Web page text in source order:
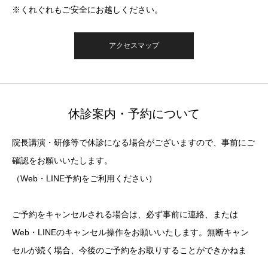
※くれぐれもご安全にお越しください。
アクセスマップ
休診案内・予約について
院長講演・研修等で休診になる場合がございますので、事前にご
確認をお願いいたします。
（Web・LINE予約をご利用ください）
ご予約をキャンセルされる場合は、必ず事前に連絡、または
Web・LINEのキャンセル操作をお願いいたします。無断キャン
セルが続く場合、今後のご予約をお取りすることができかねま